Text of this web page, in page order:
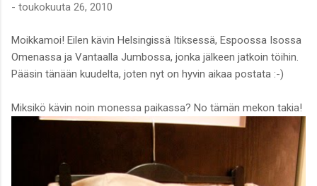
- toukokuuta 26, 2010
Moikkamoi! Eilen kävin Helsingissä Itiksessä, Espoossa Isossa
Omenassa ja Vantaalla Jumbossa, jonka jälkeen jatkoin töihin.
Pääsin tänään kuudelta, joten nyt on hyvin aikaa postata :-)
Miksikö kävin noin monessa paikassa? No tämän mekon takia!